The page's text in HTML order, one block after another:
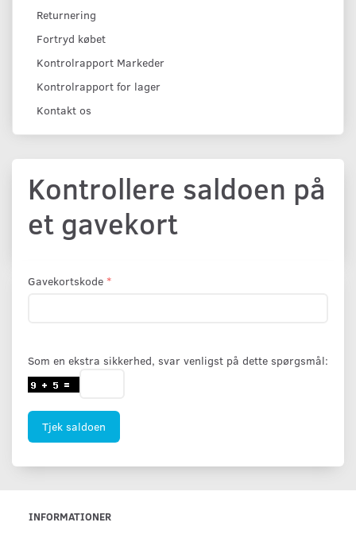
Returnering
Fortryd købet
Kontrolrapport Markeder
Kontrolrapport for lager
Kontakt os
Kontrollere saldoen på
et gavekort
Gavekortskode
Som en ekstra sikkerhed, svar venligst på dette spørgsmål:
Tjek saldoen
INFORMATIONER